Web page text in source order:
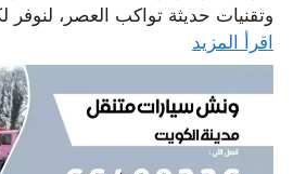
وتقنيات حديثة تواكب العصر،
اقرأ المزيد